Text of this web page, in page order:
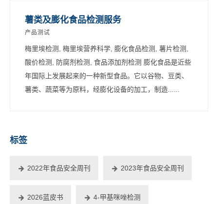
薯类及膨化食品检测服务
产品测试
梅里埃检测, 梅里埃营养科学, 膨化食品检测, 薯片检测,
酸价检测, 防腐剂检测, 食品添加剂检测 膨化食品是近些
年国际上发展起来的一种新型食品。它以谷物、豆类、
薯类、蔬菜等为原料，经膨化设备的加工，制造......
标签
2022年食品安全周刊 2023年食品安全周刊
2026蓝皮书 4-甲基咪唑检测